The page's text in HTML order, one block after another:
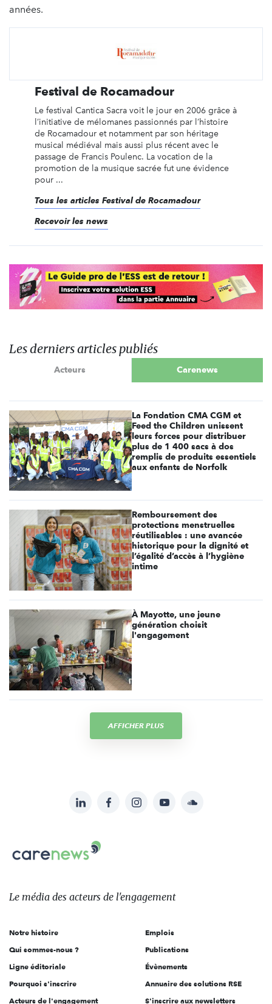
années.
Festival de Rocamadour
Le festival Cantica Sacra voit le jour en 2006 grâce à
l’initiative de mélomanes passionnés par l’histoire
de Rocamadour et notamment par son héritage
musical médiéval mais aussi plus récent avec le
passage de Francis Poulenc. La vocation de la
promotion de la musique sacrée fut une évidence
pour ...
Tous les articles Festival de Rocamadour
Recevoir les news
Les derniers articles publiés
Acteurs Carenews
La Fondation CMA CGM et
Feed the Children unissent
leurs forces pour distribuer
plus de 1 400 sacs à dos
remplis de produits essentiels
aux enfants de Norfolk
Remboursement des
protections menstruelles
réutilisables : une avancée
historique pour la dignité et
l’égalité d’accès à l’hygiène
intime
À Mayotte, une jeune
génération choisit
l'engagement
AFFICHER PLUS
sur:
LinkedInFacebookInstagramYouTubeSoundcloud
Carenews,
Le
des
l'engagement
Le média des acteurs de l'engagement
Notre histoire
Qui sommes-nous ?
Ligne éditoriale
Pourquoi s'inscrire
Acteurs de l'engagement
Emplois
Publications
Évènements
Annuaire des solutions RSE
S'inscrire aux newsletters